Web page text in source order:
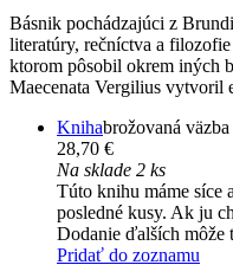
Básnik pochádzajúci z
literatúry, rečníctva a
ktorom pôsobil okrem iných
Maecenata Vergilius vytvoril
Knihabrožovaná väzba
28,70 €
Na sklade 2 ks
Túto knihu máme síce
posledné kusy. Ak ju
Dodanie ďalších môže
Pridať do zoznamu